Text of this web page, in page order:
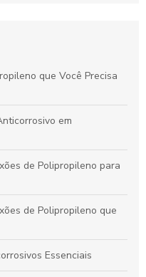
e Aplicações
Projetos Sustentáveis
que Você Precisa
em
de Polipropileno para
de Polipropileno que
Essenciais